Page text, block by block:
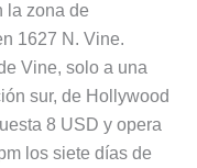
la zona de
1627 N. Vine.
Vine, solo a una
sur, de Hollywood
8 USD y opera
los siete días de